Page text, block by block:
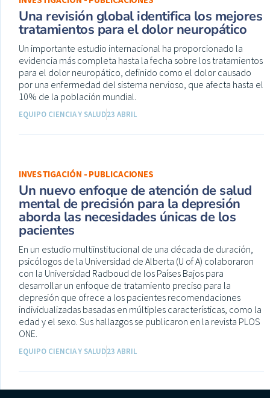
Una revisión global identifica los mejores
tratamientos para el dolor neuropático
Un importante estudio internacional ha proporcionado la
evidencia más completa hasta la fecha sobre los tratamientos
para el dolor neuropático, definido como el dolor causado
por una enfermedad del sistema nervioso, que afecta hasta el
10% de la población mundial.
EQUIPO CIENCIA Y SALUD23 ABRIL
INVESTIGACIÓN - PUBLICACIONES
Un nuevo enfoque de atención de salud
mental de precisión para la depresión
aborda las necesidades únicas de los
pacientes
En un estudio multiinstitucional de una década de duración,
psicólogos de la Universidad de Alberta (U of A) colaboraron
con la Universidad Radboud de los Países Bajos para
desarrollar un enfoque de tratamiento preciso para la
depresión que ofrece a los pacientes recomendaciones
individualizadas basadas en múltiples características, como la
edad y el sexo. Sus hallazgos se publicaron en la revista PLOS
ONE.
EQUIPO CIENCIA Y SALUD23 ABRIL